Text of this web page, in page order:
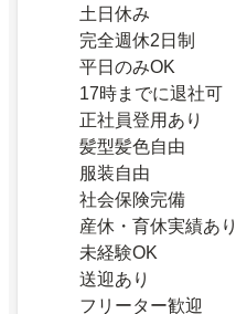
土日休み
完全週休2日制
平日のみOK
17時までに退社可
正社員登用あり
髪型髪色自由
服装自由
社会保険完備
産休・育休実績あり
未経験OK
送迎あり
フリーター歓迎